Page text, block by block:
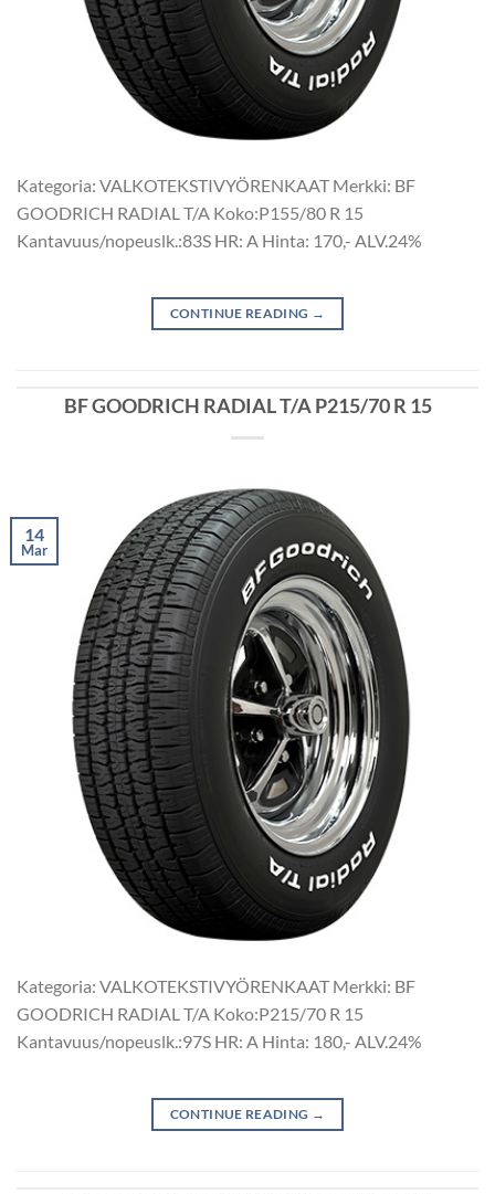
Kategoria: VALKOTEKSTIVYÖRENKAAT Merkki: BF
GOODRICH RADIAL T/A Koko:P155/80 R 15
Kantavuus/nopeuslk.:83S HR: A Hinta: 170,- ALV.24%
CONTINUE READING →
BF GOODRICH RADIAL T/A P215/70 R 15
14
Mar
Kategoria: VALKOTEKSTIVYÖRENKAAT Merkki: BF
GOODRICH RADIAL T/A Koko:P215/70 R 15
Kantavuus/nopeuslk.:97S HR: A Hinta: 180,- ALV.24%
CONTINUE READING →